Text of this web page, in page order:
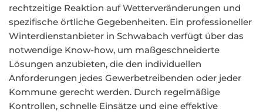
rechtzeitige Reaktion auf Wetterveränderungen und
spezifische örtliche Gegebenheiten. Ein professioneller
Winterdienstanbieter in Schwabach verfügt über das
notwendige Know-how, um maßgeschneiderte
Lösungen anzubieten, die den individuellen
Anforderungen jedes Gewerbetreibenden oder jeder
Kommune gerecht werden. Durch regelmäßige
Kontrollen, schnelle Einsätze und eine effektive